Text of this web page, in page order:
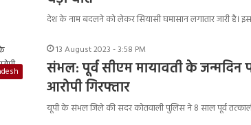
देश के नाम बदलने को लेकर सियासी घमासान लगातार जारी है।
13 August 2023 - 3:58 PM
संभल: पूर्व सीएम मायावती के जन्मदिन
आरोपी गिरफ्तार
यूपी के संभल जिले की सदर कोतवाली पुलिस ने 8 साल पूर्व